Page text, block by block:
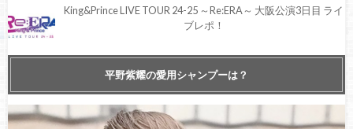
King&Prince LIVE TOUR 24-25 ～Re:ERA～ 大阪公演3日目 ライ
ブレポ！
King&Prince LIVE TOUR 24-25 ～Re:ERA～ 大阪公演2日目 ライ
ブレポ！
平野紫耀の愛用シャンプーは？